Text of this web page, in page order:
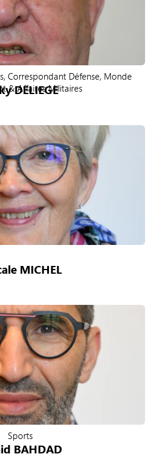
DELIEGE
Correspondant Défense, Monde
& Affaires Militaires
MICHEL
BAHDAD
Sports